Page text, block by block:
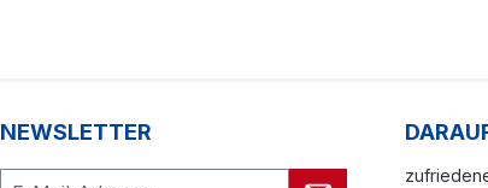
NEWSLETTER